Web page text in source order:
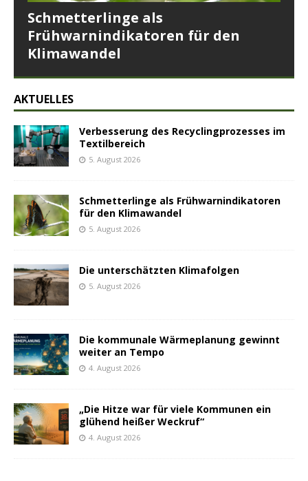
Schmetterlinge als
Frühwarnindikatoren für den
Klimawandel
AKTUELLES
Verbesserung des Recyclingprozesses im
Textilbereich
5. August 2026
Schmetterlinge als Frühwarnindikatoren
für den Klimawandel
5. August 2026
Die unterschätzten Klimafolgen
5. August 2026
Die kommunale Wärmeplanung gewinnt
weiter an Tempo
4. August 2026
„Die Hitze war für viele Kommunen ein
glühend heißer Weckruf“
4. August 2026